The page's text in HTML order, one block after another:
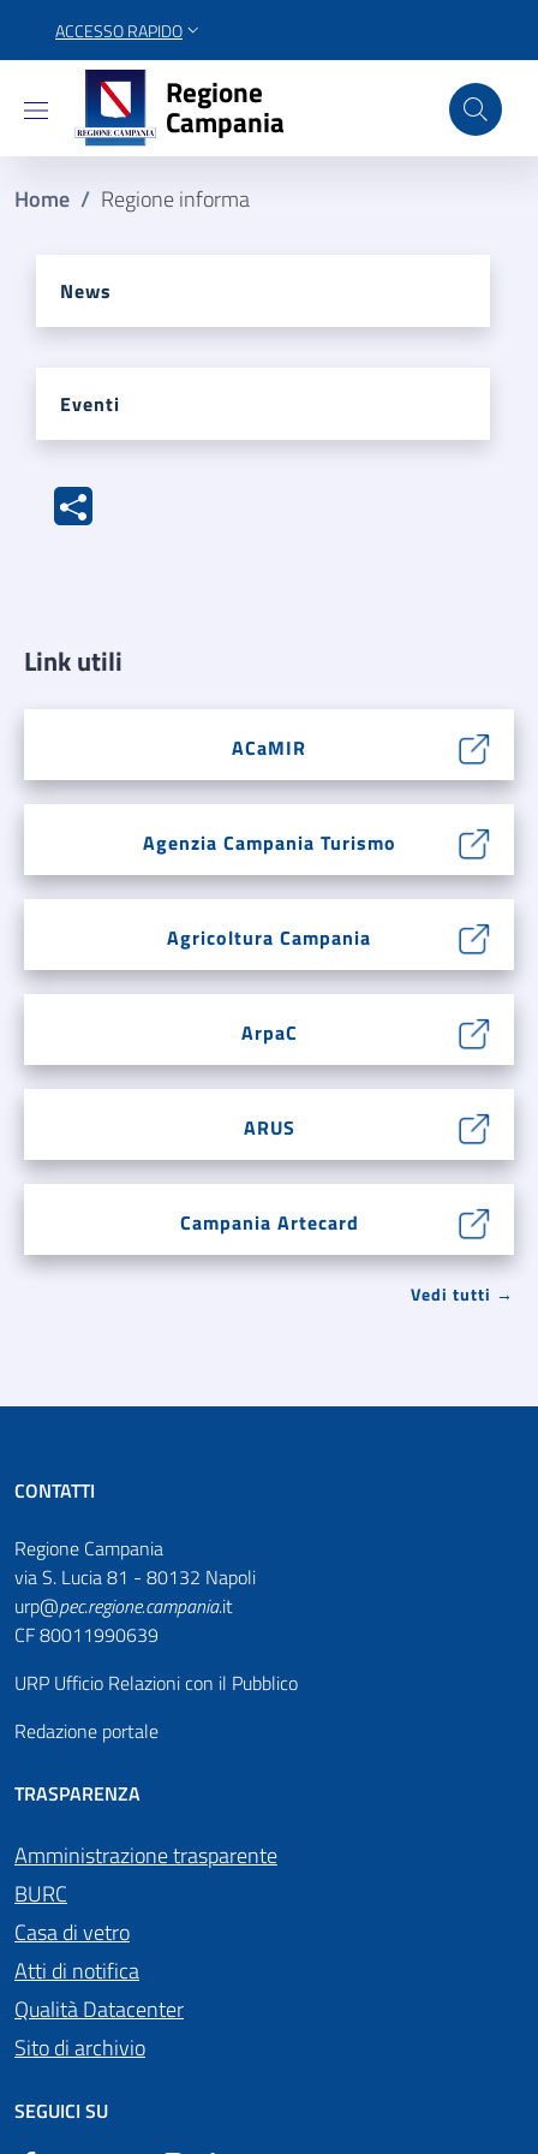
ACCESSO RAPIDO
Regione Campania
Regione
Campania
Home / Regione informa
News
Eventi
Link utili
ACaMIR
Agenzia Campania Turismo
Agricoltura Campania
ArpaC
ARUS
Campania Artecard
Vedi tutti →
CONTATTI
Regione Campania
via S. Lucia 81 - 80132 Napoli
urp@pec.regione.campania.it
CF 80011990639
URP Ufficio Relazioni con il Pubblico
Redazione portale
TRASPARENZA
Amministrazione trasparente
BURC
Casa di vetro
Atti di notifica
Qualità Datacenter
Sito di archivio
SEGUICI SU